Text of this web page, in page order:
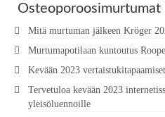
Osteoporoosimurtumat
Mitä murtuman jälkeen Kröger
Murtumapotilaan kuntoutus
Kevään 2023
Tervetuloa kevään 2023
yleisöluennoille